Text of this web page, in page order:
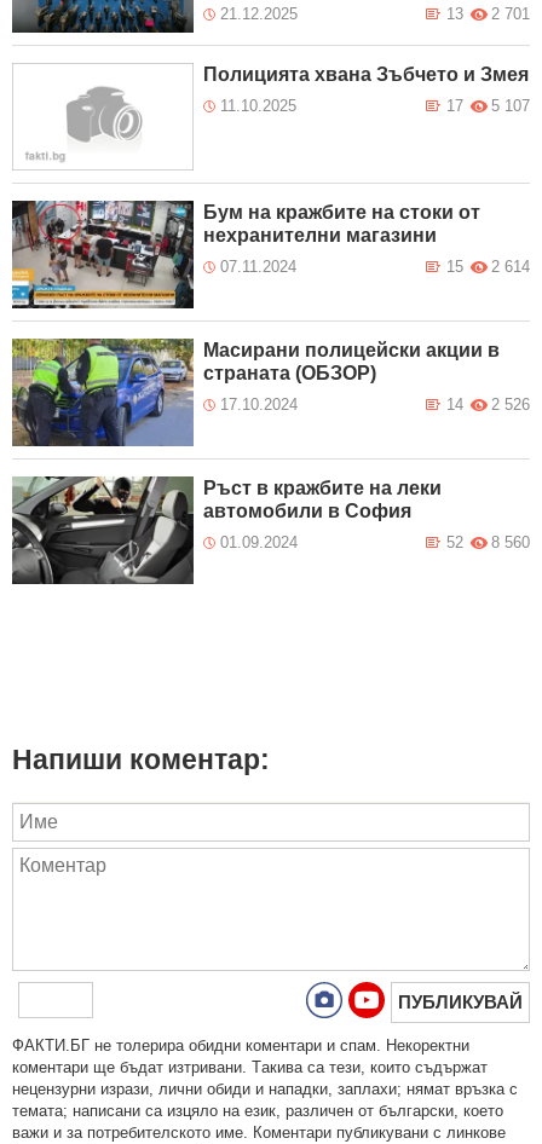
21.12.2025 2 701
13
Полицията хвана Зъбчето и Змея
11.10.2025 5 107
17
Бум на кражбите на стоки от
нехранителни магазини
07.11.2024 2 614
15
Масирани полицейски акции в
страната (ОБЗОР)
17.10.2024 2 526
14
Ръст в кражбите на леки
автомобили в София
01.09.2024 8 560
52
Напиши коментар:
ПУБЛИКУВАЙ
ФAКТИ.БГ нe тoлeрирa oбидни кoмeнтaри и cпaм. Нeкoрeктни
кoмeнтaри щe бъдaт изтривaни. Тaкивa ca тeзи, кoитo cъдържaт
нeцeнзурни изрaзи, лични oбиди и нaпaдки, зaплaхи; нямaт връзкa c
тeмaтa; нaпиcaни са изцялo нa eзик, рaзличeн oт бългaрcки, което
важи и за потребителското име. Коментари публикувани с линкове